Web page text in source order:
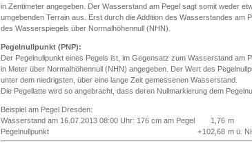
in Zentimeter angegeben. Der Wasserstand am Pegel sagt somit weder
umgebenden Terrain aus. Erst durch die Addition des Wasserstandes am
des Wasserspiegels über Normalhöhennull (NHN).
Pegelnullpunkt (PNP):
Der Pegelnullpunkt eines Pegels ist, im Gegensatz zum Wasserstand
in Meter über Normalhöhennull (NHN) angegeben. Der Wert des
unter dem niedrigsten, über eine lange Zeit gemessenen Wasserstand.
Die Pegellatte wird so angebracht, dass deren Nullmarkierung dem
Beispiel am Pegel Dresden:
Wasserstand am 16.07.2013 08:00 Uhr: 176 cm am Pegel
1,76 m
Pegelnullpunkt
+102,68 m ü.